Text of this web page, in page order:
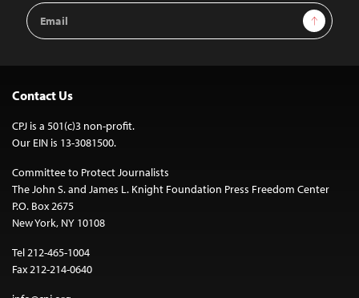
Email
Address
Sign Up
Contact Us
CPJ is a 501(c)3 non-profit.
Our EIN is 13-3081500.
Committee to Protect Journalists
The John S. and James L. Knight Foundation Press Freedom Center
P.O. Box 2675
New York, NY 10108
Tel 212-465-1004
Fax 212-214-0640